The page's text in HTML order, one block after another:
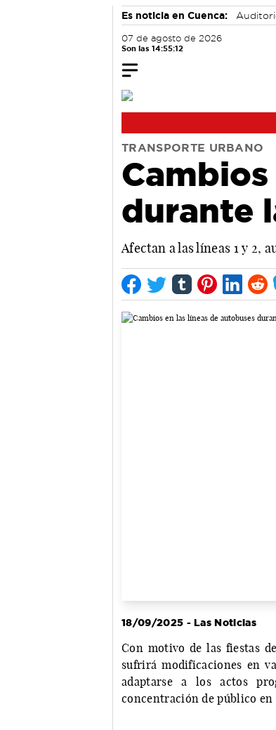
Es noticia en Cuenca:
07 de agosto de 2026
Son las 14:55:12
TRANSPORTE URBANO
durante
Afectan a las líneas 1 y 2,
18/09/2025 - Las Noticias
Con motivo de las fiestas
sufrirá modificaciones en
adaptarse a los actos
concentración de público en